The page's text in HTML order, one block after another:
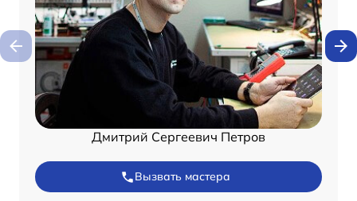
Дмитрий Сергеевич Петров
Вызвать мастера